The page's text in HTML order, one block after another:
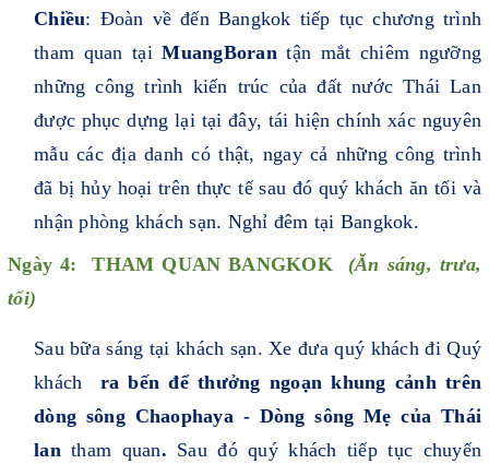
Chiều: Đoàn về đến Bangkok tiếp tục chương trình
tham quan tạiMuangBorantận mắt chiêm ngưỡng
những công trình kiến trúc của đất nước Thái Lan
được phục dựng lại tại đây, tái hiện chính xác nguyên
mẫu các địa danh có thật, ngay cả những công trình
đã bị hủy hoại trên thực tế sau đó quý khách ăn tối và
nhận phòng khách sạn. Nghỉ đêm tại Bangkok.
Ngày 4: THAM QUAN BANGKOK (Ăn sáng, trưa,
tối)
Sau bữa sáng tại khách sạn. Xe đưa quý khách đi Quý
khách
ra bến để thưởng ngoạn khung cảnh trên
dòng sông Chaophaya - Dòng sông Mẹ của Thái
lantham quan. Sau đó quý khách tiếp tục chuyến